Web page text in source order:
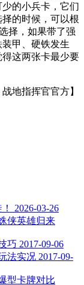
的小兵卡，它们
的时候，可以根
择，如果带了强
甲、硬铁发生
这两张卡最少要
战地指挥官官方】
2026-03-26
侠英雄归来
巧 2017-09-06
法实况 2017-09-
型卡牌对比